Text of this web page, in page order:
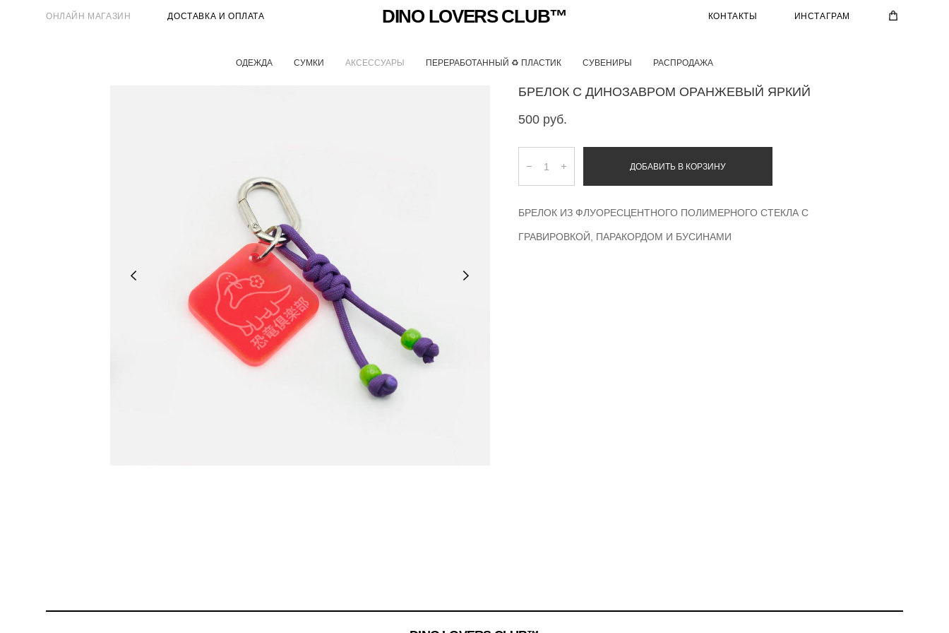
ОНЛАЙН МАГАЗИН ДОСТАВКА И ОПЛАТА DINO LOVERS CLUB™ КОНТАКТЫ ИНСТАГРАМ
ОДЕЖДА СУМКИ АКСЕССУАРЫ ПЕРЕРАБОТАННЫЙ ♻ ПЛАСТИК СУВЕНИРЫ РАСПРОДАЖА
БРЕЛОК С ДИНОЗАВРОМ ОРАНЖЕВЫЙ ЯРКИЙ
500 pуб.
ДОБАВИТЬ В КОРЗИНУ
БРЕЛОК ИЗ ФЛУОРЕСЦЕНТНОГО ПОЛИМЕРНОГО СТЕКЛА С
ГРАВИРОВКОЙ, ПАРАКОРДОМ И БУСИНАМИ